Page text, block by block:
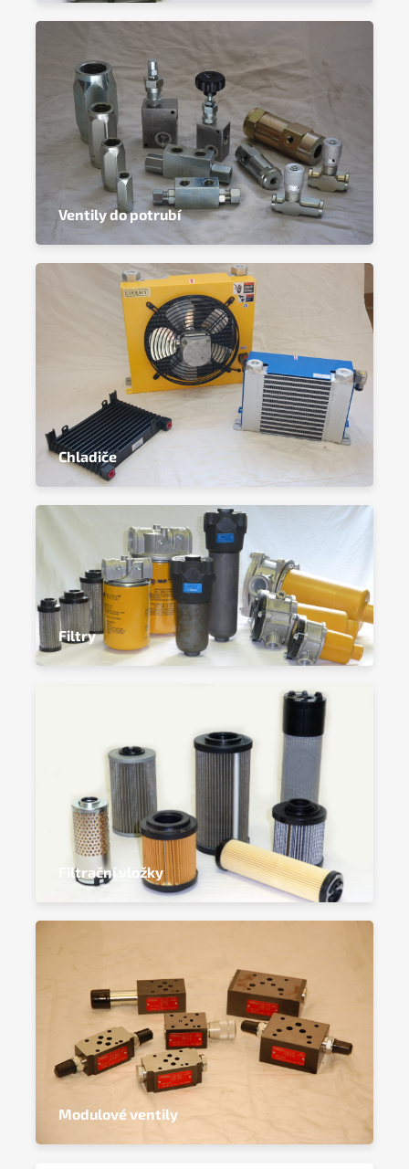
Ventily do potrubí
Chladiče
Filtry
Filtrační vložky
Modulové ventily